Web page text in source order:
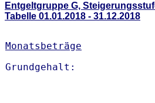
Entgeltgruppe G,
Tabelle 01.01.2018 - 31.12.2018
Monatsbeträge